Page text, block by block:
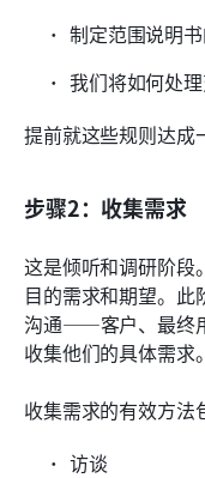
制定范围说明
我们将如何处理
提前就这些规则达成
步骤2：收集需求
这是倾听和调研阶段
目的需求和期望。
沟通——客户、最终
收集他们的具体需求。
收集需求的有效方法
访谈